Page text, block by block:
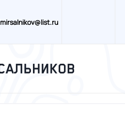
mirsalnikov@list.ru